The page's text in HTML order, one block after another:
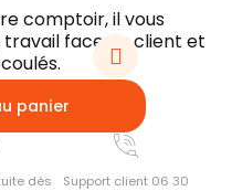
comptoir, il vous
travail face au client et
panier
dès
Support client 06 30